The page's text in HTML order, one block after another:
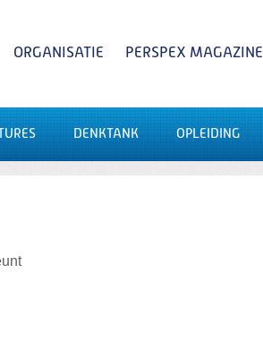
ORGANISATIE PERSPEX MAGAZINE
DENKTANK OPLEIDING